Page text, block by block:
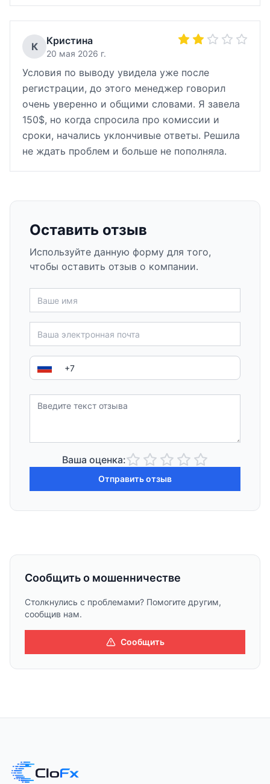
К Кристина
20 мая 2026 г.
Условия по выводу увидела уже после
регистрации, до этого менеджер говорил
очень уверенно и общими словами. Я завела
150$, но когда спросила про комиссии и
сроки, начались уклончивые ответы. Решила
не ждать проблем и больше не пополняла.
Оставить отзыв
Используйте данную форму для того,
чтобы оставить отзыв о компании.
Ваша оценка:
Отправить отзыв
Сообщить о мошенничестве
Столкнулись с проблемами? Помогите другим,
сообщив нам.
Сообщить